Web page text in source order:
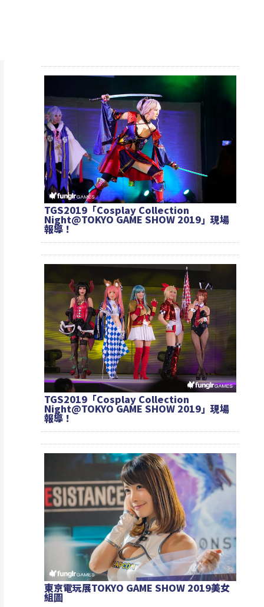
TGS2019「Cosplay Collection
Night@TOKYO GAME SHOW 2019」現場
報導！
TGS2019「Cosplay Collection
Night@TOKYO GAME SHOW 2019」現場
報導！
東京電玩展TOKYO GAME SHOW 2019美女
組圖